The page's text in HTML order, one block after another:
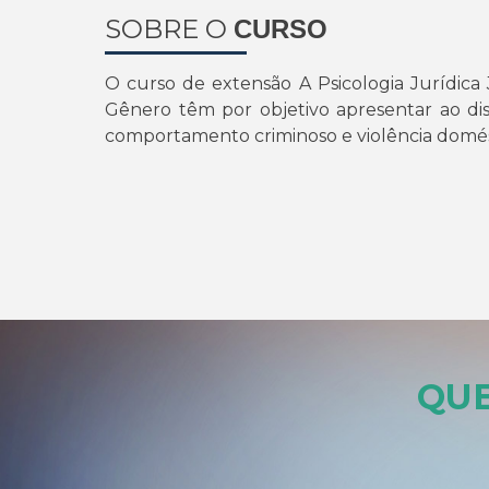
SOBRE O CURSO
O curso de extensão A Psicologia
Gênero têm por objetivo apresentar ao
comportamento criminoso e violência